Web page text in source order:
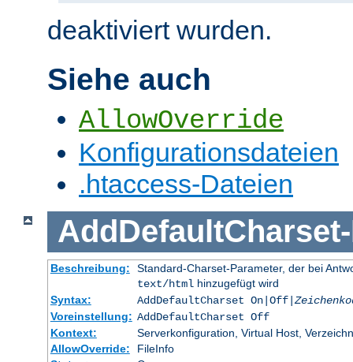
deaktiviert wurden.
Siehe auch
AllowOverride
Konfigurationsdateien
.htaccess-Dateien
AddDefaultCharset-
Beschreibung:
Standard-Charset-Parameter, der bei
text/html hinzugefügt wird
Syntax:
AddDefaultCharset On|Off|
Voreinstellung: AddDefaultCharset Off
Kontext:
Serverkonfiguration, Virtual Host,
AllowOverride:
FileInfo